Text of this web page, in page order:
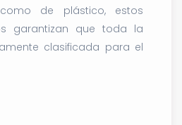
de plástico, estos
garantizan que toda la
clasificada para el